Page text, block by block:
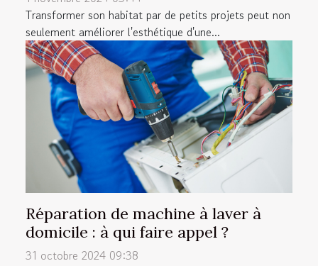
Transformer son habitat par de petits projets peut non
seulement améliorer l'esthétique d'une...
Réparation de machine à laver à
domicile : à qui faire appel ?
31 octobre 2024 09:38